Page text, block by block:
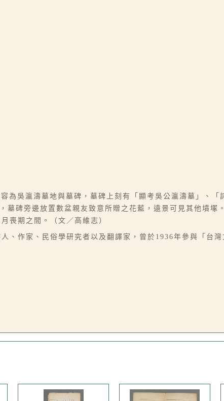
為吳瀛濤墓地與墓碑，墓碑上刻有「顯考吳公瀛濤墓」、「
墓碑旁邊放置數盆親友致意所贈之花藍，遠景可見其他墳塚
喪期之間。（文／高維志）
、作家、民俗學研究者以及翻譯家，曾於1936年參與「台